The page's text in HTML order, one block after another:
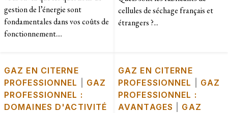
gestion de l’énergie sont
fondamentales dans vos coûts de
fonctionnement....
cellules de séchage français et
étrangers ?...
GAZ EN CITERNE
PROFESSIONNEL
GAZ
PROFESSIONNEL :
DOMAINES D'ACTIVITÉ
GAZ EN CITERNE
PROFESSIONNEL
GAZ
PROFESSIONNEL :
AVANTAGES
GAZ